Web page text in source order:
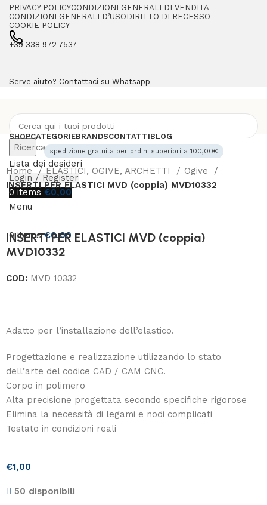
PRIVACY POLICYCONDIZIONI GENERALI DI VENDITA
CONDIZIONI GENERALI D’USO DIRITTO DI RECESSO
COOKIE POLICY
+39 338 972 7537
Serve aiuto? Contattaci su Whatsapp
Ricerca
Lista dei desideri
Login / Register
0 items €0,00
Menu
0items €0,00
SHOPCATEGORIEBRANDSCONTATTIBLOG
spedizione gratuita per ordini superiori a 100,00€
Home ELASTICI, OGIVE, ARCHETTI
Ogive
INSERTI PER ELASTICI MVD (coppia) MVD10332
INSERTI PER ELASTICI MVD (coppia)
MVD10332
COD: MVD 10332
Adatto per l’installazione dell’elastico.
Progettazione e realizzazione utilizzando lo stato
dell’arte del codice CAD / CAM CNC.
Corpo in polimero
Alta precisione progettata secondo specifiche rigorose
Elimina la necessità di legami e nodi complicati
Testato in condizioni reali
€1,00
50 disponibili